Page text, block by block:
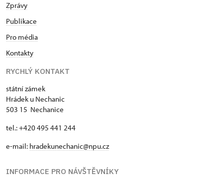
Zprávy
Publikace
Pro média
Kontakty
RYCHLÝ KONTAKT
státní zámek
Hrádek u Nechanic
503 15 Nechanice
tel.: +420 495 441 244
e-mail: hradekunechanic@npu.cz
INFORMACE PRO NÁVŠTĚVNÍKY